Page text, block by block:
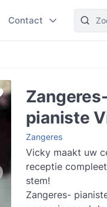
Contact
pianiste
Zangeres
Vicky maakt uw
receptie
stem!
Zangeres-